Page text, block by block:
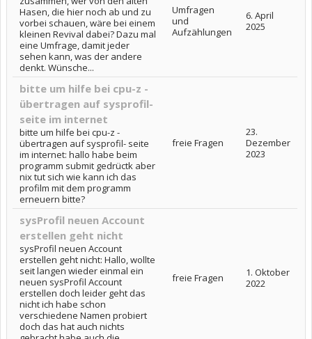
Hasen, die hier noch ab und zu
vorbei schauen, wäre bei einem
kleinen Revival dabei? Dazu mal
eine Umfrage, damit jeder
sehen kann, was der andere
denkt. Wünsche...
Umfragen
und
Aufzählungen
6. April
2025
bitte um hilfe bei cpu-z -
übertragen auf sysprofil-
seite im internet
bitte um hilfe bei cpu-z -
übertragen auf sysprofil- seite
im internet: hallo habe beim
programm submit gedrüctk aber
nix tut sich wie kann ich das
profilm mit dem programm
erneuern bitte?
freie Fragen
23.
Dezember
2023
sysProfil neuen Account
erstellen geht nicht
sysProfil neuen Account
erstellen geht nicht: Hallo, wollte
seit langen wieder einmal ein
neuen sysProfil Account
erstellen doch leider geht das
nicht ich habe schon
verschiedene Namen probiert
doch das hat auch nichts
freie Fragen
1. Oktober
2022